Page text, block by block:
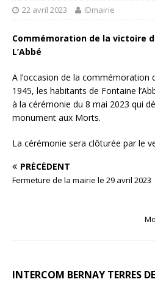
22 avril 2023 IDmairie
Commémoration de la victoire
L’Abbé
A l’occasion de la commémoration
1945, les habitants de Fontaine
à la cérémonie du 8 mai 2023 qui
monument aux Morts.
La cérémonie sera clôturée par le
PRÉCÉDENT
Fermeture de la mairie le 29 avril 2023
INTERCOM BERNAY TERRES